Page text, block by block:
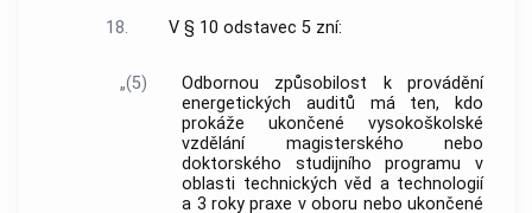
18.
V § 10 odstavec 5 zní:
„(5)
Odbornou způsobilost k provádění
energetických auditů má ten, kdo
prokáže ukončené vysokoškolské
vzdělání magisterského nebo
doktorského studijního programu v
oblasti technických věd a technologií
a 3 roky praxe v oboru nebo ukončené